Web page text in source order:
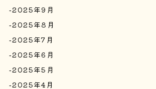
2025年9月
2025年8月
2025年7月
2025年6月
2025年5月
2025年4月